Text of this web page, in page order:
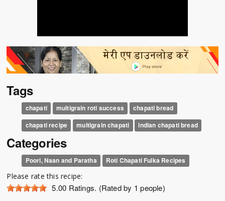
Tags
chapati multigrain roti success
chapati bread
chapati recipe
multigrain chapati indian chapati bread
Categories
Poori, Naan and Paratha Roti Chapati Fulka Recipes
Please rate this recipe:
5.00 Ratings. (Rated by 1 people)